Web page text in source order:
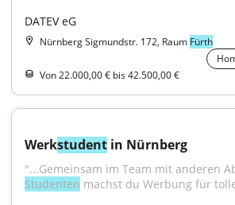
DATEV eG
Nürnberg Sigmundstr. 172, Raum Fürth
Von 22.000,00 € bis 42.500,00 €
Werkstudent in Nürnberg
Studenten machst du Werbung für